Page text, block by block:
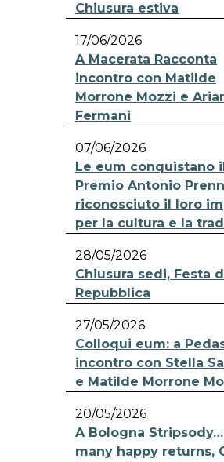
Chiusura estiva
17/06/2026
A Macerata Racconta
incontro con Matilde
Morrone Mozzi e
Fermani
07/06/2026
Le eum conquistano il
Premio Antonio
riconosciuto il loro
per la cultura e la
28/05/2026
Chiusura sedi, Festa
Repubblica
27/05/2026
Colloqui eum: a
incontro con Stella
e Matilde Morrone
20/05/2026
A Bologna Stripsody…
many happy returns,